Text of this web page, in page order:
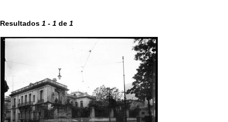
Resultados 1 - 1 de 1